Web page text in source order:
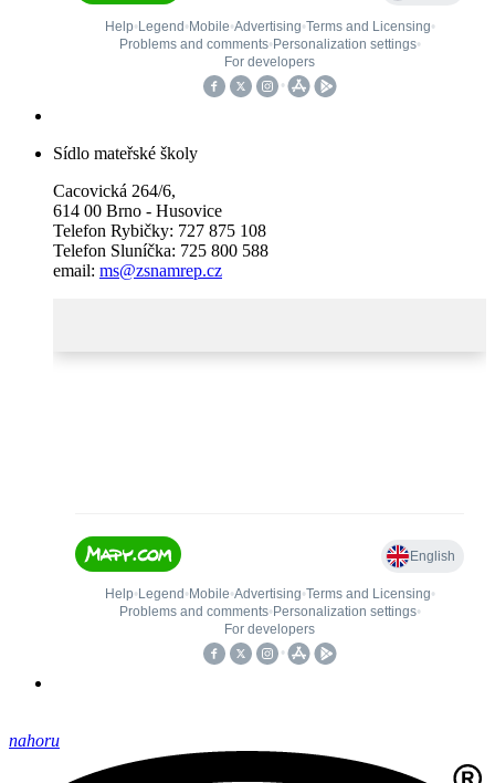
Sídlo mateřské školy
Cacovická 264/6,
614 00 Brno - Husovice
Telefon Rybičky: 727 875 108
Telefon Sluníčka: 725 800 588
email: ms@zsnamrep.cz
nahoru